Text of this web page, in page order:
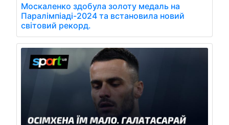
Москаленко здобула золоту медаль на
Паралімпіаді-2024 та встановила новий
світовий рекорд.